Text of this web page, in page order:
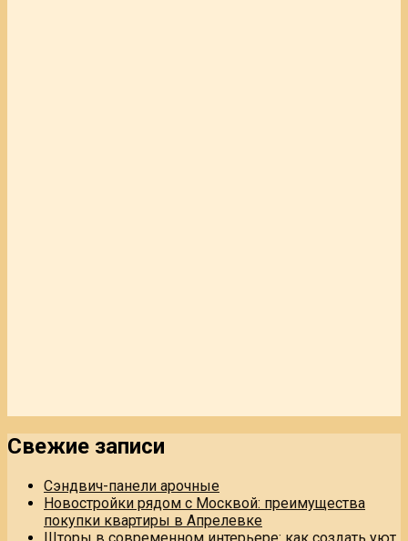
Свежие записи
Сэндвич-панели арочные
Новостройки рядом с Москвой: преимущества
покупки квартиры в Апрелевке